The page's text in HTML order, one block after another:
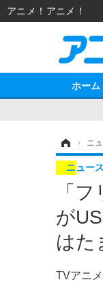
ホーム
› ニ
「
が
はた
TVアニ
ニュース
アニメ！アニメ！